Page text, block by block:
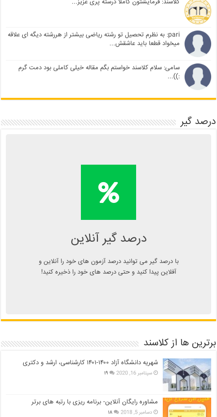
pari: به نظرم تحصیل تو رشته ریاضی بیشتر از هررشته دیگه ای علاقه
میخواد قطعا باید عاشقش...
سامی: سلام کلاسند خواستم بگم مقاله خیلی کاملی بود دمت گرم
:))...
درصد گیر
درصد گیر آنلاین
با درصد گیر می توانید درصد آزمون های خود را آنلاین و
آفلاین پیدا کنید و حتی درصد های خود را ذخیره کنید!
محاسبه آنلاین درصد یا دانلود
اپلیکیشن درصد گیر
برترین ها از کلاسند
شهریه دانشگاه آزاد ۱۴۰۰-۱۴۰۱ کارشناسی، ارشد و دکتری
سپتامبر 16, 2020 ۱۹
مشاوره رایگان آنلاین- برنامه ریزی با رتبه های برتر
دسامبر 5, 2018 ۱۸